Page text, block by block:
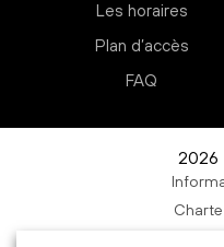
Les horaires
Plan d’accès
FAQ
2026